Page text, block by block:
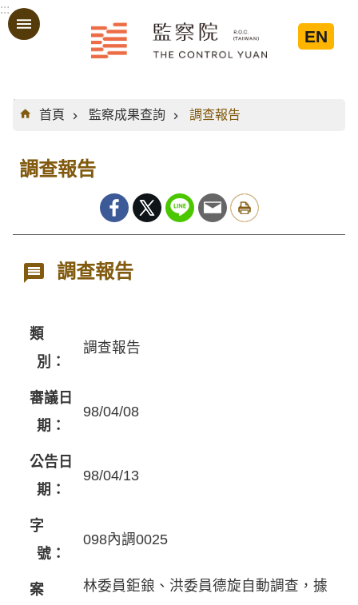
跳到主要內容區塊
:::
EN
:::
首頁
監察成果查詢 調查報告
調查報告
調查報告
類
別：
調查報告
審議日
期：
98/04/08
公告日
期：
98/04/13
字
號：
098內調0025
案
林委員鉅鋃、洪委員德旋自動調查，據